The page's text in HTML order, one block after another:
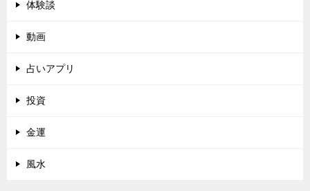
体験談
動画
占いアプリ
投資
金運
風水